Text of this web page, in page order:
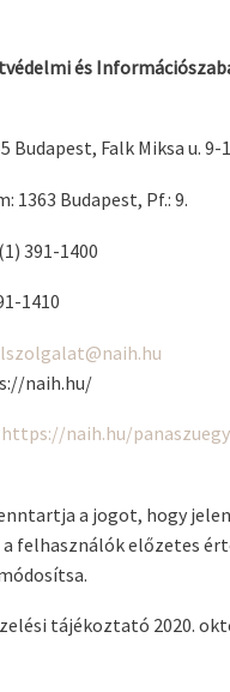
és
Budapest, Falk Miksa u. 9-
1363 Budapest, Pf.: 9.
391-1400
1410
naih.hu/
https://naih.hu/
a jogot, hogy
felhasználók előzetes
tájékoztató 2020.